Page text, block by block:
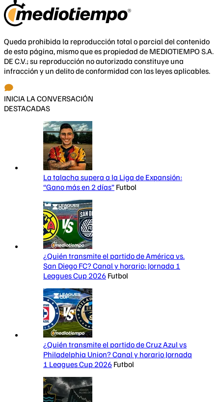
Queda prohibida la reproducción total o parcial del contenido
de esta página, mismo que es propiedad de MEDIOTIEMPO S.A.
DE C.V.; su reproducción no autorizada constituye una
infracción y un delito de conformidad con las leyes aplicables.
INICIA LA CONVERSACIÓN
DESTACADAS
La talacha supera a la Liga de Expansión:
“Gano más en 2 días” Futbol
¿Quién transmite el partido de América vs.
San Diego FC? Canal y horario: Jornada 1
Leagues Cup 2026 Futbol
¿Quién transmite el partido de Cruz Azul vs
Philadelphia Union? Canal y horario Jornada
1 Leagues Cup 2026 Futbol